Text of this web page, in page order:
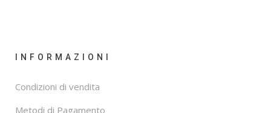
INFORMAZIONI
Condizioni di vendita
Metodi di Pagamento